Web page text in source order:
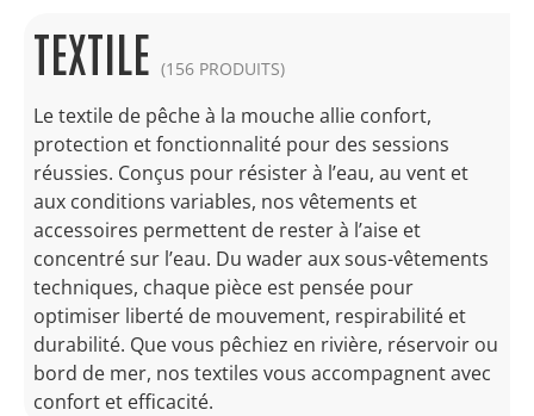
TEXTILE (156 PRODUITS)
Le textile de pêche à la mouche allie confort,
protection et fonctionnalité pour des sessions
réussies. Conçus pour résister à l’eau, au vent et
aux conditions variables, nos vêtements et
accessoires permettent de rester à l’aise et
concentré sur l’eau. Du wader aux sous-vêtements
techniques, chaque pièce est pensée pour
optimiser liberté de mouvement, respirabilité et
durabilité. Que vous pêchiez en rivière, réservoir ou
bord de mer, nos textiles vous accompagnent avec
confort et efficacité.